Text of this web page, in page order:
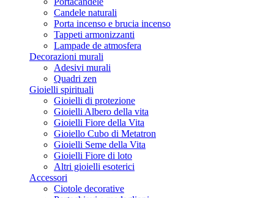
Candele naturali
Porta incenso e brucia incenso
Tappeti armonizzanti
Lampade de atmosfera
Decorazioni murali
Adesivi murali
Quadri zen
Gioielli spirituali
Gioielli di protezione
Gioielli Albero della vita
Gioielli Fiore della Vita
Gioiello Cubo di Metatron
Gioielli Seme della Vita
Gioielli Fiore di loto
Altri gioielli esoterici
Accessori
Ciotole decorative